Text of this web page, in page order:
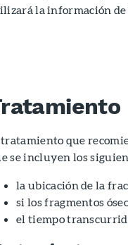
la información de
que
se incluyen los
la ubicación de la
si los fragmentos
el tiempo